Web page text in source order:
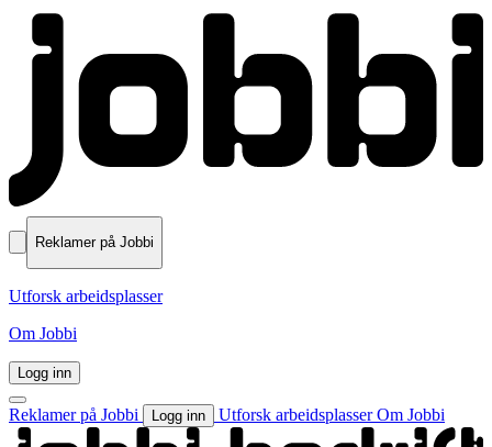
Reklamer på Jobbi
Utforsk arbeidsplasser
Om Jobbi
Logg inn
Reklamer på Jobbi Logg inn Utforsk arbeidsplasserOm Jobbi